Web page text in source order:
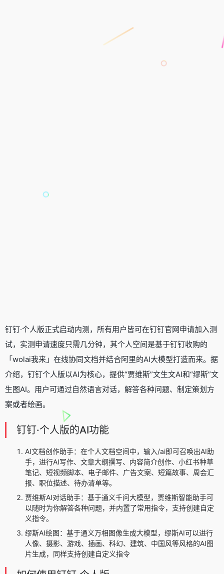
钉钉·个人版正式启动内测，所有用户皆可在钉钉官网申请加入测
试，实测申请速度只需几分钟，其个人空间是基于钉钉收购的
「wolai我来」在线协同文档并结合阿里的AI大模型打造而来。据
介绍，钉钉个人版以AI为核心，提供“贾维斯”文生文AI和“缪斯”文
生图AI。用户可通过自然语言对话，解答各种问题、制定策划方
案或者绘画。
钉钉·个人版的AI功能
AI文档创作助手：在个人文档空间中，输入/ai即可召唤出AI助
手，进行AI写作、文章大纲撰写、内容简介创作、小红书种草
笔记、短视频脚本、电子邮件、广告文案、短篇故事、周会汇
报、职位描述、待办清单等。
贾维斯AI对话助手：基于通义千问大模型，贾维斯智能助手可
以随时为你解答各种问题，并内置了常用指令，支持创建自定
义指令。
缪斯AI绘图：基于通义万相图像生成大模型，缪斯AI可以进行
人像、摄影、游戏、插画、科幻、建筑、中国风等风格的AI图
片生成，同样支持创建自定义指令